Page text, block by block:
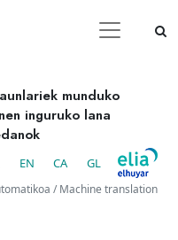
munduko
inguruko lana
EN CA GL
/ Machine translation